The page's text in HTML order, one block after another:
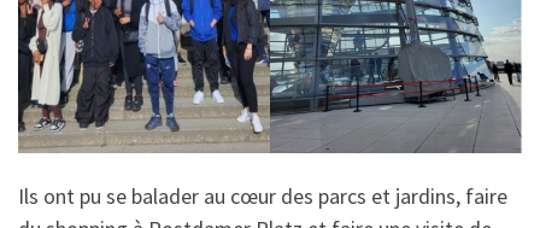
Ils ont pu se balader au cœur des parcs et jardins, faire